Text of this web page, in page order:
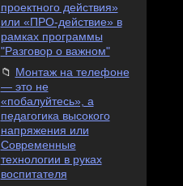
проектного действия»
или «ПРО-действие» в
рамках программы
"Разговор о важном"
Монтаж на телефоне
— это не
«побалуйтесь», а
педагогика высокого
напряжения или
Современные
технологии в руках
воспитателя